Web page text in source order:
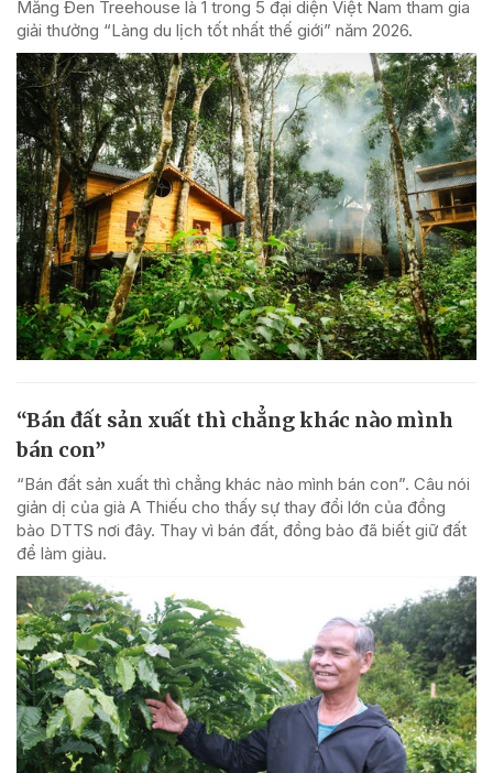
Măng Đen Treehouse là 1 trong 5 đại diện Việt Nam tham gia
giải thưởng “Làng du lịch tốt nhất thế giới” năm 2026.
“Bán đất sản xuất thì chẳng khác nào mình
bán con”
“Bán đất sản xuất thì chẳng khác nào mình bán con”. Câu nói
giản dị của già A Thiếu cho thấy sự thay đổi lớn của đồng
bào DTTS nơi đây. Thay vì bán đất, đồng bào đã biết giữ đất
để làm giàu.